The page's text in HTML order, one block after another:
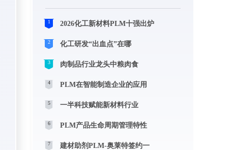
1 2026化工新材料PLM十强出炉
2 化工研发“出血点”在哪
3 肉制品行业龙头中粮肉食
4 PLM在智能制造企业的应用
5 一半科技赋能新材料行业
6 PLM产品生命周期管理特性
7 建材助剂PLM-奥莱特签约一